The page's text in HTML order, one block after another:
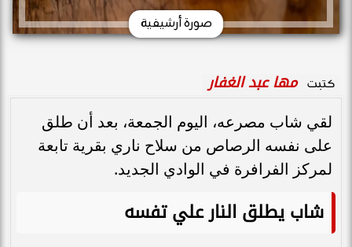
صورة أرشيفية
كتبت مها عبد الغفار
لقي شاب مصرعه، اليوم الجمعة، بعد أن طلق
على نفسه الرصاص من سلاح ناري بقرية تابعة
لمركز الفرافرة في الوادي الجديد.
شاب يطلق النار علي تفسه